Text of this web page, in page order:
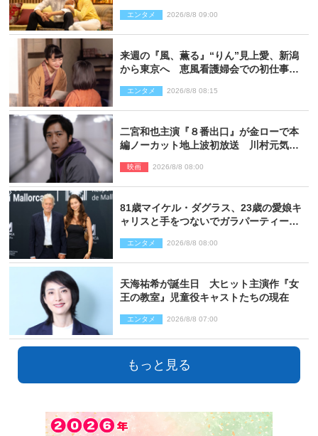
エンタメ 2026/8/8 09:00
来週の『風、薫る』“りん”見上愛、新潟
から東京へ 恵風看護婦会での初仕事に
エンタメ 2026/8/8 08:15
二宮和也主演『８番出口』が金ローで本
編ノーカット地上波初放送 川村元気監
映画 2026/8/8 08:00
81歳マイケル・ダグラス、23歳の愛娘キ
ャリスと手をつないでガラパーティーに
エンタメ 2026/8/8 08:00
天海祐希が誕生日 大ヒット主演作『女
王の教室』児童役キャストたちの現在
エンタメ 2026/8/8 07:00
もっと見る